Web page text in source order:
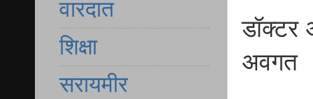
डॉक्टर
अवगत
वारदात
शिक्षा
सरायमीर